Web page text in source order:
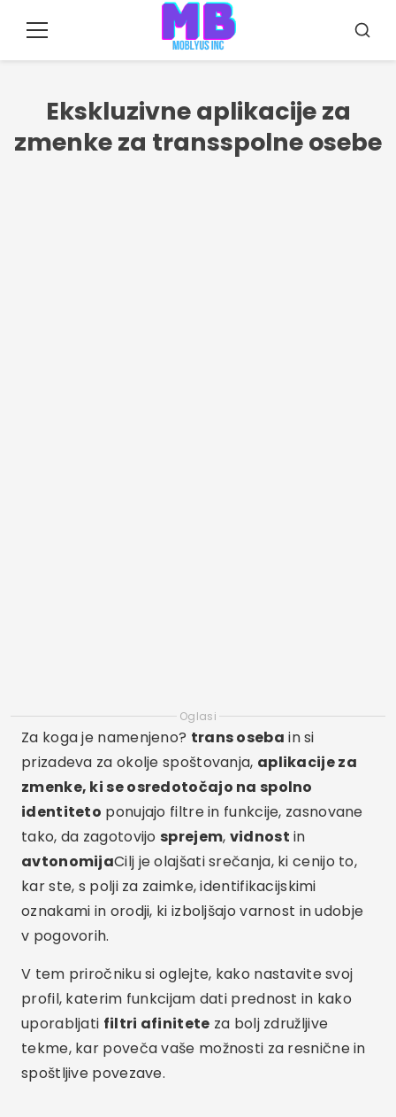
Meni
Ekskluzivne aplikacije za
zmenke za transspolne osebe
Oglasi
Za koga je namenjeno? trans oseba in si
prizadeva za okolje spoštovanja, aplikacije za
zmenke, ki se osredotočajo na spolno
identiteto ponujajo filtre in funkcije, zasnovane
tako, da zagotovijo sprejem, vidnost in
avtonomijaCilj je olajšati srečanja, ki cenijo to,
kar ste, s polji za zaimke, identifikacijskimi
oznakami in orodji, ki izboljšajo varnost in udobje
v pogovorih.
V tem priročniku si oglejte, kako nastavite svoj
profil, katerim funkcijam dati prednost in kako
uporabljati filtri afinitete za bolj združljive
tekme, kar poveča vaše možnosti za resnične in
spoštljive povezave.